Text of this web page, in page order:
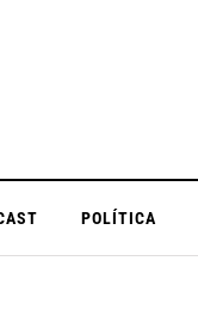
POLÍTICA